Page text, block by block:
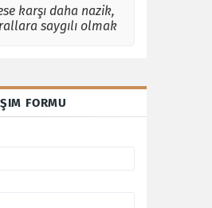
karşı daha nazik,
saygılı olmak
FORMU